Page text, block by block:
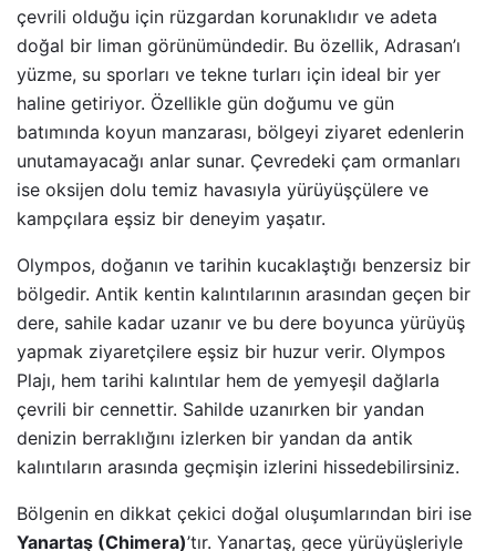
çevrili olduğu için rüzgardan korunaklıdır ve adeta
doğal bir liman görünümündedir. Bu özellik, Adrasan’ı
yüzme, su sporları ve tekne turları için ideal bir yer
haline getiriyor. Özellikle gün doğumu ve gün
batımında koyun manzarası, bölgeyi ziyaret edenlerin
unutamayacağı anlar sunar. Çevredeki çam ormanları
ise oksijen dolu temiz havasıyla yürüyüşçülere ve
kampçılara eşsiz bir deneyim yaşatır.
Olympos, doğanın ve tarihin kucaklaştığı benzersiz bir
bölgedir. Antik kentin kalıntılarının arasından geçen bir
dere, sahile kadar uzanır ve bu dere boyunca yürüyüş
yapmak ziyaretçilere eşsiz bir huzur verir. Olympos
Plajı, hem tarihi kalıntılar hem de yemyeşil dağlarla
çevrili bir cennettir. Sahilde uzanırken bir yandan
denizin berraklığını izlerken bir yandan da antik
kalıntıların arasında geçmişin izlerini hissedebilirsiniz.
Bölgenin en dikkat çekici doğal oluşumlarından biri ise
Yanartaş (Chimera)’tır. Yanartaş, gece yürüyüşleriyle